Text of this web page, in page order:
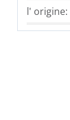
l' origine: